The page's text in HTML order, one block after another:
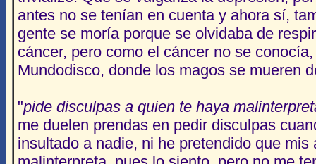
antes no se tenían en cuenta y ahora sí,
gente se moría porque se olvidaba de
cáncer, pero como el cáncer no se
Mundodisco, donde los magos se mueren
"pide disculpas a quien te haya
me duelen prendas en pedir disculpas
insultado a nadie, ni he pretendido que